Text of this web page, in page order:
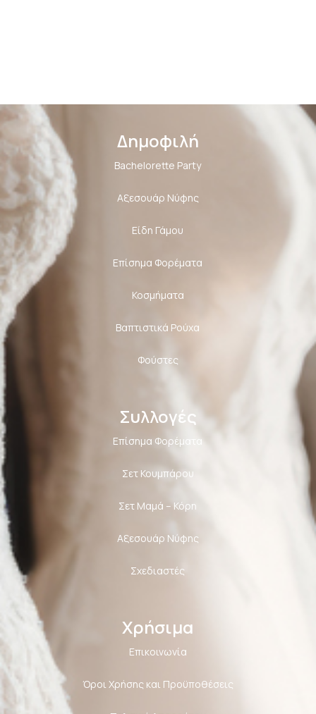
Δημοφιλή
Bachelorette Party
Αξεσουάρ Νύφης
Είδη Γάμου
Επίσημα Φορέματα
Κοσμήματα
Βαπτιστικά Ρούχα
Φούστες
Συλλογές
Επίσημα Φορέματα
Σετ Κουμπάρου
Σετ Μαμά – Κόρη
Αξεσουάρ Νύφης
Σχεδιαστές
Χρήσιμα
Επικοινωνία
Όροι Χρήσης και Προϋποθέσεις